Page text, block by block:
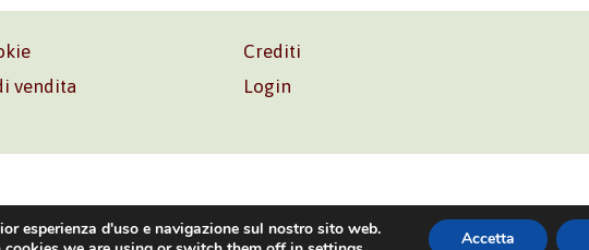
vendita
Crediti
Login
esperienza d'uso e navigazione sul nostro sito web.
Accetta